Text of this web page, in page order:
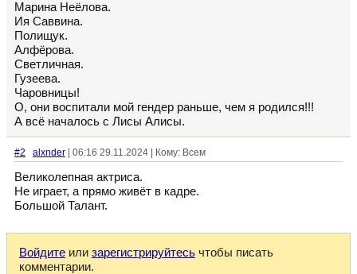
Марина Неëлова.
Ия Саввина.
Полищук.
Алфëрова.
Светличная.
Гузеева.
Чаровницы!
О, они воспитали мой гендер раньше, чем я родился!!!
А всë началось с Лисы Алисы.
#2 alxnder | 06:16 29.11.2024 | Кому: Всем
Великолепная актриса.
Не играет, а прямо живёт в кадре.
Большой Талант.
Войдите или зарегистрируйтесь чтобы писать
комментарии.